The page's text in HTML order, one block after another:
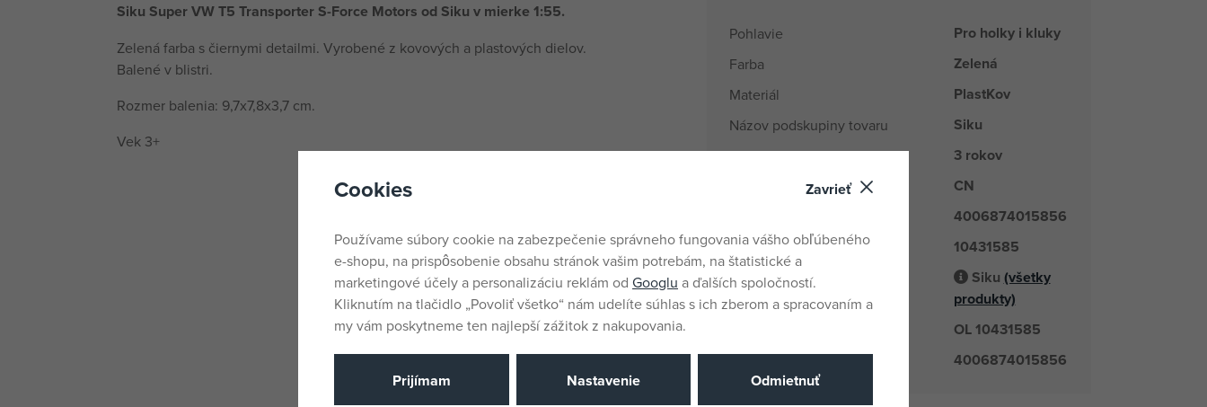
Siku Super VW T5 Transporter S-Force Motors od Siku v mierke 1:55.
Zelená farba s čiernymi detailmi. Vyrobené z kovových a plastových dielov.
Balené v blistri.
Rozmer balenia: 9,7x7,8x3,7 cm.
Vek 3+
Pohlavie Pro holky i kluky
Farba Zelená
Materiál PlastKov
Názov podskupiny tovaru Siku
Vek od 3 rokov
Krajina pôvodu CN
4006874015856
Dodávateľské číslo 10431585
Výrobca / Dodávateľ
Siku (všetky
produkty)
OL 10431585
EAN 4006874015856
Cookies Zavrieť
Používame súbory cookie na zabezpečenie správneho fungovania vášho obľúbeného
e-shopu, na prispôsobenie obsahu stránok vašim potrebám, na štatistické a
marketingové účely a personalizáciu reklám od Googlu a ďalších spoločností.
Kliknutím na tlačidlo „Povoliť všetko“ nám udelíte súhlas s ich zberom a spracovaním a
my vám poskytneme ten najlepší zážitok z nakupovania.
Prijímam Nastavenie Odmietnuť